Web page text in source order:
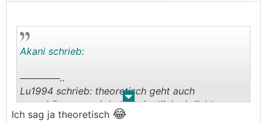
. .
Akani schrieb:
──────..
Lu1994 schrieb: theoretisch geht auch
ausschäumen und dann ordentlich abdichten
───────────────
Ich sag ja theoretisch 😂